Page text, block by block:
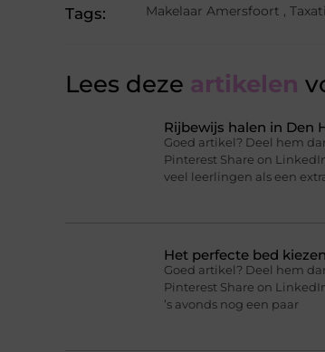
Tags: Makelaar Amersfoort ,
Lees deze artikelen
Rijbewijs halen in Den
Goed artikel? Deel hem
Pinterest Share on
veel leerlingen als een
Het perfecte bed
Goed artikel? Deel hem
Pinterest Share on
’s avonds nog een paar